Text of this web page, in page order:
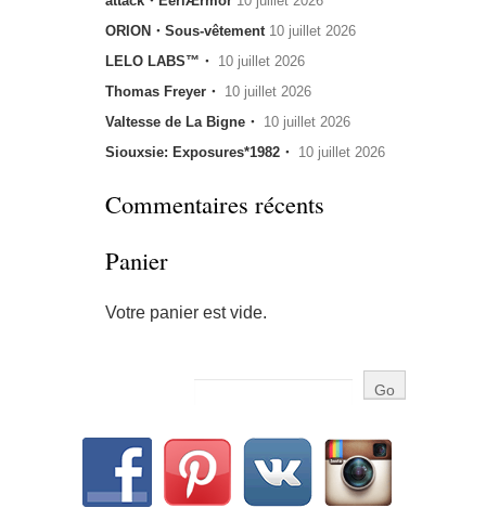
ORION・Sous-vêtement 10 juillet 2026
LELO LABS™・ 10 juillet 2026
Thomas Freyer・ 10 juillet 2026
Valtesse de La Bigne・ 10 juillet 2026
Siouxsie: Exposures*1982・ 10 juillet 2026
Commentaires récents
Panier
Votre panier est vide.